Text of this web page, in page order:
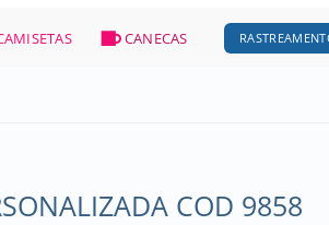
CANECAS
COD 9858